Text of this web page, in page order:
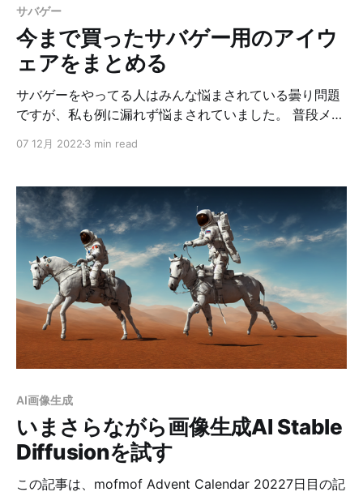
サバゲー
今まで買ったサバゲー用のアイウ
ェアをまとめる
サバゲーをやってる人はみんな悩まされている曇り問題
ですが、私も例に漏れず悩まされていました。 普段メガ
い問題です。 とりあえず今回は今まで買ったものを紹介
いと思います。 買ったアイウェア Bolle PILOT 2 最初に
買ったのは、BolleのPILOT 2でした。 ボレーセーフティ
BOLLE SAFETY bolle ボレーセイフティ パイロット2 ク
リアレンズposted with カエレバ楽天市場で購入
Amazonで購入 まあ普通に曇りました。 一応アンチフォ
グコートされてるはずなんですけどね… 曇り止めも普段
のメガネ用ですが使っていました。 あと曇るのとは別に
結露した感じで水が流れて滲む現象もありました。 はじ
めて自分の装備で遊んでる動画ありますが、その時途中
まではPILOT 2を使ってましたが、全然ダメだったの
ル（メッシュタイプ）をお借りしました。 サンセイ マ
スク＆ゴーグル（メッシュタ
07 12月 2022 3 min read
AI画像生成
いまさらながら画像生成AI Stable
Diffusionを試す
この記事は、mofmof Advent Calendar 20227日目の記